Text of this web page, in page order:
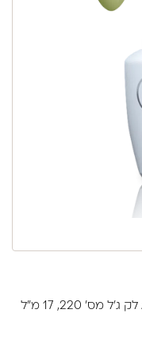
/ לק ג'ל מס' 220, 17 מ"ל